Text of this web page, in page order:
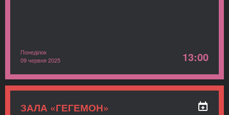
Понеділок
09 червня 2025
13:00
ЗАЛА «ГЕГЕМОН»